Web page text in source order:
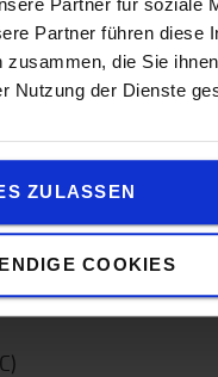
Partner führen diese
die Sie
Nutzung der Dienste
ZULASSEN
COOKIES